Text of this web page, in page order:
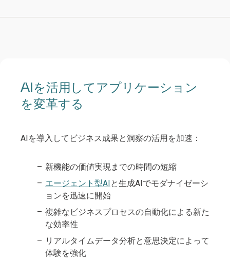
AIを活用してアプリケーション
を変革する
AIを導入してビジネス成果と洞察の活用を加速：
新機能の価値実現までの時間の短縮
エージェント型AIと生成AIでモダナイゼーシ
ョンを迅速に開始
複雑なビジネスプロセスの自動化による新た
な効率性
リアルタイムデータ分析と意思決定によって
体験を強化
将来に備えたアプリケーション
アーキテクチャー
俊敏性と統合性の向上：
ビジネスに合わせたテクノロジーロードマッ
プを備えた適応性と拡張性に優れたアプリケ
ーション
実用的なモダナイゼーション
モジュール設計によるコンポーザビリティ
堅牢な組織変更管理
AIとクラウドネイティブ機能を活用したアジ
ビジネスリスクを軽減する
築する:
技術的負債、コストと時間、セキュリティと
リスクを先取り
減
発者の体験を向上
AIで顧客と従業員の体験を再考
ークフローを作成し、インタラクションとプ
人間とエージェントのAI機能をワークフロー
生産性、パフォーマンス、信頼の成功を
的な改善を確実にします。
従業員の能力を高め、インテリジェントなデジ
タルワークプレースを創造
包括的なAIガバナンスとセキュ
リティを実装する
AIモデルとデータパイプラインの継続的な監
体験、ワークフロー、IT全体で統一された可
観測性を促進します。
アプリケーション、サービス、デバイスを通
じて無許可のデータアクセスや使用、データ
損失を防止します。
セキュリティ・バイ・デザインを発見